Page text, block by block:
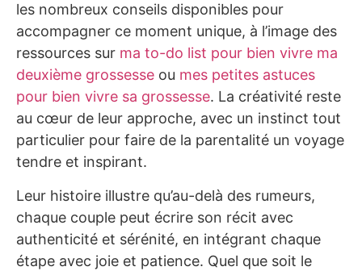
les nombreux conseils disponibles pour
accompagner ce moment unique, à l’image des
ressources sur ma to-do list pour bien vivre ma
deuxième grossesse ou mes petites astuces
pour bien vivre sa grossesse. La créativité reste
au cœur de leur approche, avec un instinct tout
particulier pour faire de la parentalité un voyage
tendre et inspirant.
Leur histoire illustre qu’au-delà des rumeurs,
chaque couple peut écrire son récit avec
authenticité et sérénité, en intégrant chaque
étape avec joie et patience. Quel que soit le